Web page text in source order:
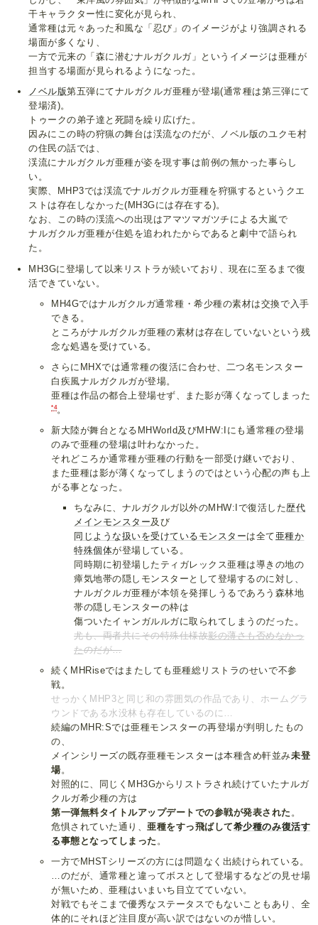
干キャラクター性に変化が見られ、
通常種は元々あった和風な「忍び」のイメージがより強調される
場面が多くなり、
一方で元来の「森に潜むナルガクルガ」というイメージは亜種が
担当する場面が見られるようになった。
ノベル版第五弾にてナルガクルガ亜種が登場(通常種は第三弾にて
登場済)。
トゥークの弟子達と死闘を繰り広げた。
因みにこの時の狩猟の舞台は渓流なのだが、ノベル版のユクモ村
の住民の話では、
渓流にナルガクルガ亜種が姿を現す事は前例の無かった事らし
い。
実際、MHP3では渓流でナルガクルガ亜種を狩猟するというクエ
ストは存在しなかった(MH3Gには存在する)。
なお、この時の渓流への出現はアマツマガツチによる大嵐で
ナルガクルガ亜種が住処を追われたからであると劇中で語られ
た。
MH3Gに登場して以来リストラが続いており、現在に至るまで復
活できていない。
MH4Gではナルガクルガ通常種・希少種の素材は交換で入手
できる。
ところがナルガクルガ亜種の素材は存在していないという残
念な処遇を受けている。
さらにMHXでは通常種の復活に合わせ、二つ名モンスター
白疾風ナルガクルガが登場。
亜種は作品の都合上登場せず、また影が薄くなってしまった
*4。
新大陸が舞台となるMHWorld及びMHW:Iにも通常種の登場
のみで亜種の登場は叶わなかった。
それどころか通常種が亜種の行動を一部受け継いでおり、
また亜種は影が薄くなってしまうのではという心配の声も上
がる事となった。
ちなみに、ナルガクルガ以外のMHW:Iで復活した歴代
メイン モン スター及び
同じような扱いを受けているモンスターは全て 亜種か
特殊個体が登場している。
同時期に初登場したティガレックス亜種は導きの地の
瘴気地帯の隠しモンスターとして登場するのに対し、
ナルガクルガ亜種が本領を発揮しうるであろう森林地
帯の隠しモンスターの枠は
傷ついたイャンガルルガに取られてしまうのだった。
尤も、両者共にその特殊仕様故影の薄さも否めなかっ
たのだが…
続くMHRiseではまたしても亜種総リストラのせいで不参
戦。
せっかくMHP3と同じ和の雰囲気の作品であり、ホームグラ
ウンドである水没林も存在しているのに…
続編のMHR:Sでは亜種モンスターの再登場が判明したもの
の、
メインシリーズの既存亜種モンスターは本種含め軒並み未登
場。
対照的に、同じくMH3Gからリストラされ続けていたナルガ
クルガ希少種の方は
第一弾無料タイトルアップデートでの参戦が発表された 。
危惧されていた通り、亜種をすっ飛ばして希少種のみ復活す
る事態となってしまった 。
一方でMHSTシリーズの方には問題なく出続けられている。
…のだが、通常種と違ってボスとして登場するなどの見せ場
が無いため、亜種はいまいち目立てていない。
対戦でもそこまで優秀なステータスでもないこともあり、全
体的にそれほど注目度が高い訳ではないのが惜しい。